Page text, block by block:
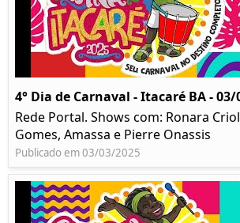
4° Dia de Carnaval - Itacaré BA - 03/
Rede Portal. Shows com: Ronara
Gomes, Amassa e Pierre Onassis
Publicado em 03/03/2025